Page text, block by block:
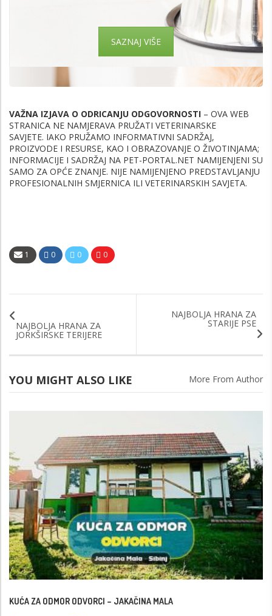
SAZNAJ VIŠE
VAŽNA IZJAVA O ODRICANJU ODGOVORNOSTI – OVA WEB
STRANICA NE NAMJERAVA PRUŽATI VETERINARSKE
SAVJETE. IAKO PRUŽAMO INFORMATIVNI SADRŽAJ,
PROIZVODE I RESURSE, KAO I OBRAZOVANJE O ŽIVOTINJAMA;
INFORMACIJE I SADRŽAJ NA PET-PORTAL.NET NAMIJENJENI SU
SAMO ZA OPĆE ZNANJE. NIJE NAMIJENJENO PREDSTAVLJANJU
PROFESIONALNIH SMJERNICA ILI VETERINARSKIH SAVJETA.
1 0 0 0
NAJBOLJA HRANA ZA
JORKŠIRSKE TERIJERE
NAJBOLJA HRANA ZA
STARIJE PSE
YOU MIGHT ALSO LIKE More From Author
KUĆA ZA ODMOR ODVORCI – JAKAČINA MALA